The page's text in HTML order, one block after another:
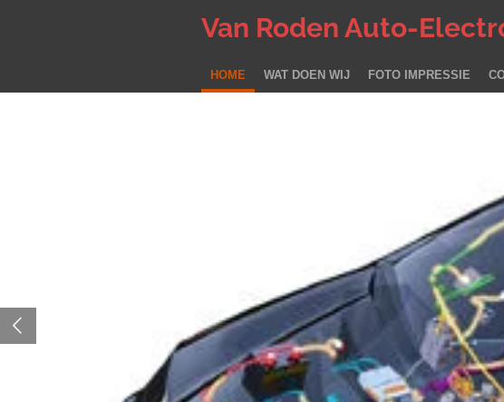
Van Roden Auto-
HOME WAT DOEN WIJ FOTO IMPRESSIE